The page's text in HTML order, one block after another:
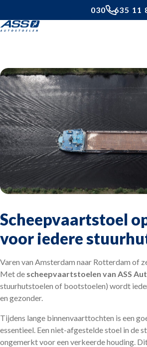
030 - 635 11
24-uurs
Contact
Scheepvaartstoel
voor iedere
Varen van Amsterdam naar Rotterdam of
Met de scheepvaartstoelen van ASS
stuurhutstoelen of bootstoelen) wordt
en gezonder.
Tijdens lange binnenvaarttochten is een
essentieel. Een niet-afgestelde stoel in de
ongemerkt voor een verkeerde houding.